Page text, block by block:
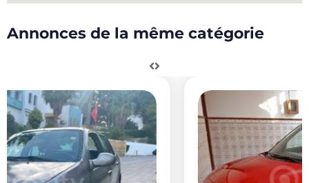
Annonces de la même catégorie